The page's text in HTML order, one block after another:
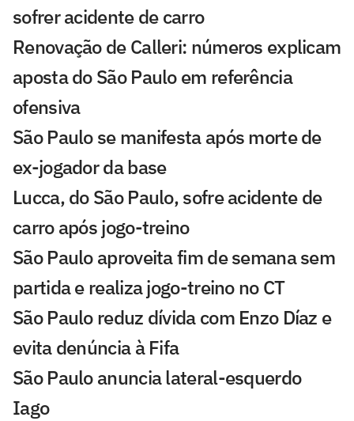
sofrer acidente de carro
Renovação de Calleri: números explicam
aposta do São Paulo em referência
ofensiva
São Paulo se manifesta após morte de
ex-jogador da base
Lucca, do São Paulo, sofre acidente de
carro após jogo-treino
São Paulo aproveita fim de semana sem
partida e realiza jogo-treino no CT
São Paulo reduz dívida com Enzo Díaz e
evita denúncia à Fifa
São Paulo anuncia lateral-esquerdo
Iago